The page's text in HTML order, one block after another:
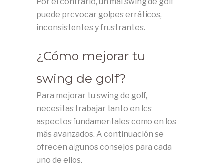
puede provocar golpes erráticos,
inconsistentes y frustrantes.
¿Cómo mejorar tu
swing de golf?
Para mejorar tu swing de golf,
necesitas trabajar tanto en los
aspectos fundamentales como en los
más avanzados. A continuación se
ofrecen algunos consejos para cada
uno de ellos.